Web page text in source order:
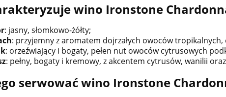
wino Ironstone
: jasny, słomkowo-żółty;
: przyjemny z aromatem dojrzałych owoców tropikalnych,
: orzeźwiający i bogaty, pełen nut owoców cytrusowych
: pełny, bogaty i kremowy, z akcentem cytrusów, wanilii
serwować wino Ironstone